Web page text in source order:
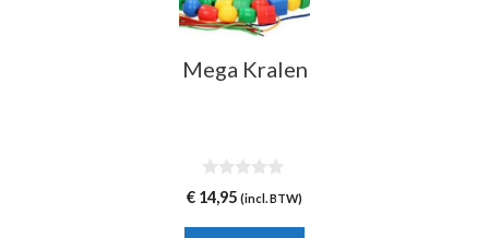
Mega Kralen
0
v
€ 14,95 (incl. BTW)